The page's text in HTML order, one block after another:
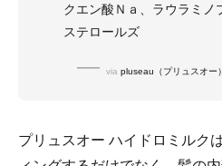
クエン酸Ｎａ、ラウラミノ
ステロールズ
via pluseau（プリュスオー
プリュスオー ハイドロミルク